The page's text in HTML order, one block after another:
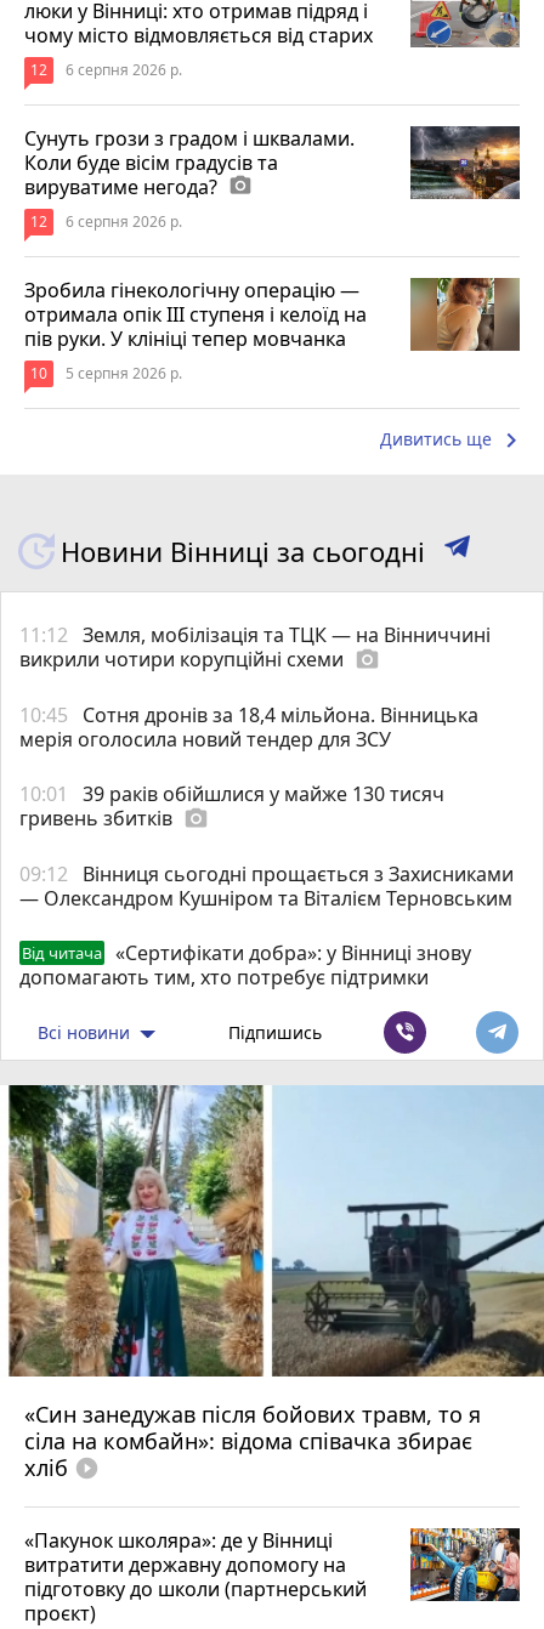
люки у Вінниці: хто отримав підряд і
чому місто відмовляється від старих
12 6 серпня 2026 р.
Сунуть грози з градом і шквалами.
Коли буде вісім градусів та
вируватиме негода? photo_camera
12 6 серпня 2026 р.
Зробила гінекологічну операцію —
отримала опік ІІІ ступеня і келоїд на
пів руки. У клініці тепер мовчанка
10 5 серпня 2026 р.
Дивитись ще keyboard_arrow_right
Новини Вінниці за сьогодні
11:12 Земля, мобілізація та ТЦК — на Вінниччині
викрили чотири корупційні схеми photo_camera
10:45
Сотня дронів за 18,4 мільйона. Вінницька
мерія оголосила новий тендер для ЗСУ
10:01
39 раків обійшлися у майже 130 тисяч
гривень збитків photo_camera
09:12
Вінниця сьогодні прощається з Захисниками
— Олександром Кушніром та Віталієм Терновським
Від читача
«Сертифікати добра»: у Вінниці знову
допомагають тим, хто потребує підтримки
Всі новини Підпишись
«Син занедужав після бойових травм, то я
сіла на комбайн»: відома співачка збирає
хліб play_circle_filled
«Пакунок школяра»: де у Вінниці
витратити державну допомогу на
підготовку до школи (партнерський
проєкт)